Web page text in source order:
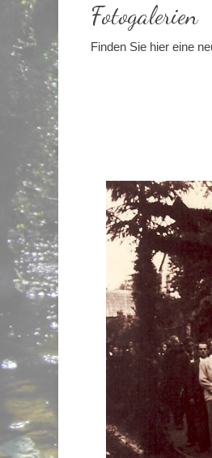
Fotogalerien
Finden Sie hier eine